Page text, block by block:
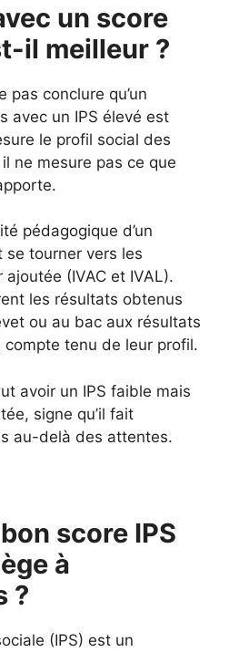
un score
il meilleur ?
pas conclure qu’un
avec un IPS élevé est
le profil social des
ne mesure pas ce que
pédagogique d’un
tourner vers les
(IVAC et IVAL).
les résultats obtenus
ou au bac aux résultats
tenu de leur profil.
avoir un IPS faible mais
signe qu’il fait
au-delà des attentes.
score IPS
à
?
(IPS) est un